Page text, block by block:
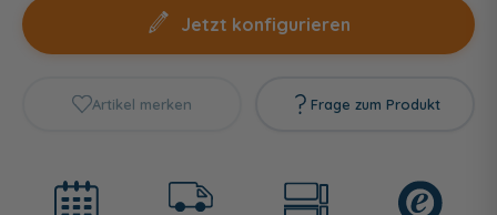
Jetzt konfigurieren
Artikel merken Frage zum Produkt